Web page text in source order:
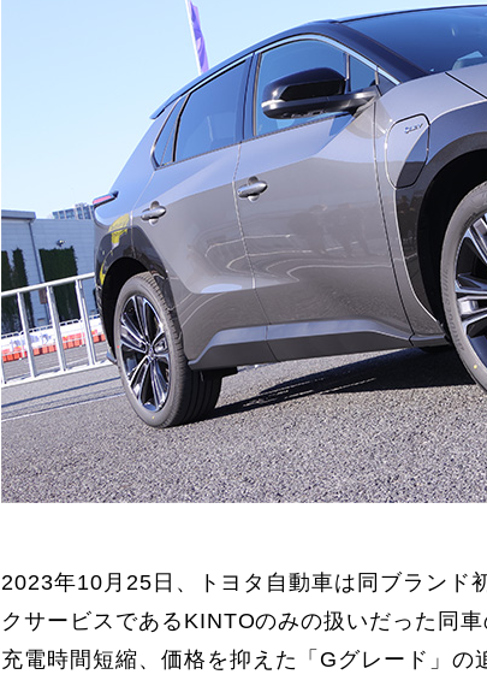
2023年10月25日、トヨタ自動車は同ブランド
クサービスであるKINTOのみの扱いだった同
充電時間短縮、価格を抑えた「Gグレード」の